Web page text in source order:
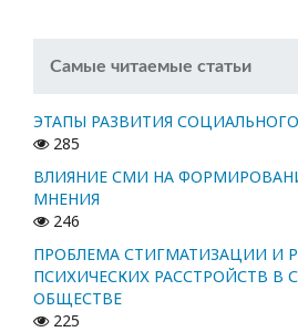
Самые читаемые статьи
ЭТАПЫ РАЗВИТИЯ
285
ВЛИЯНИЕ СМИ НА
МНЕНИЯ
246
ПРОБЛЕМА СТИГМАТИЗАЦИИ И
ПСИХИЧЕСКИХ РАССТРОЙСТВ В
ОБЩЕСТВЕ
225